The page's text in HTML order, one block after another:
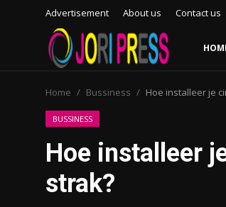
Advertisement About us Contact us
Advertisement
Trending News
Home Bussiness Hoe installeer je
BUSSINESS
Hoe installeer
strak?